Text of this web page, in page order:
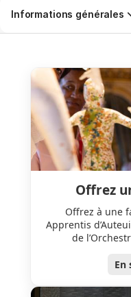
Informations générales